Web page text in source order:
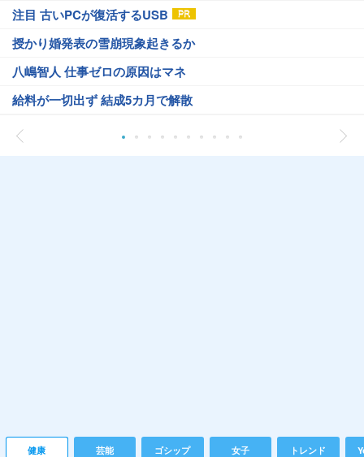
注目 古いPCが復活するUSB
授かり婚発表の雪崩現象起きるか
八嶋智人 仕事ゼロの原因はマネ
給料が一切出ず 結成5カ月で解散
健康 芸能 ゴシップ 女子 トレンド